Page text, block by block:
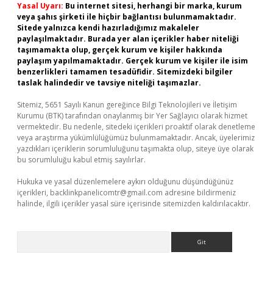
Yasal Uyarı: Bu internet sitesi, herhangi bir marka, kurum
veya şahıs şirketi ile hiçbir bağlantısı bulunmamaktadır.
Sitede yalnızca kendi hazırladığımız makaleler
paylaşılmaktadır. Burada yer alan içerikler haber niteliği
taşımamakta olup, gerçek kurum ve kişiler hakkında
paylaşım yapılmamaktadır. Gerçek kurum ve kişiler ile isim
benzerlikleri tamamen tesadüfidir. Sitemizdeki bilgiler
taslak halindedir ve tavsiye niteliği taşımazlar.
Sitemiz, 5651 Sayılı Kanun gereğince Bilgi Teknolojileri ve İletişim
Kurumu (BTK) tarafından onaylanmış bir Yer Sağlayıcı olarak hizmet
vermektedir. Bu nedenle, sitedeki içerikleri proaktif olarak denetleme
veya araştırma yükümlülüğümüz bulunmamaktadır. Ancak, üyelerimiz
yazdıkları içeriklerin sorumluluğunu taşımakta olup, siteye üye olarak
bu sorumluluğu kabul etmiş sayılırlar.
Hukuka ve yasal düzenlemelere aykırı olduğunu düşündüğünüz
içerikleri, backlinkpanelicomtr@gmail.com adresine bildirmeniz
halinde, ilgili içerikler yasal süre içerisinde sitemizden kaldırılacaktır.